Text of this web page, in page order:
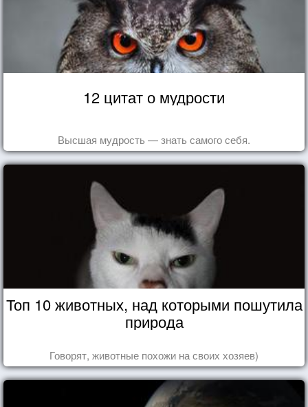
12 цитат о мудрости
Высшая мудрость — знать самого себя.
Топ 10 животных, над которыми пошутила
природа
Говорят, животные похожи на своих хозяев)